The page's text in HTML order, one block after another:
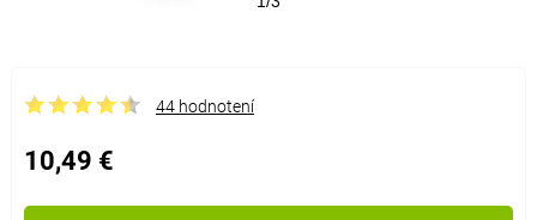
44 hodnotení
10,49 €